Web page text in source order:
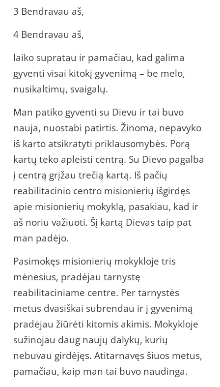
3 Bendravau aš,
4 Bendravau aš,
laiko supratau ir pamačiau, kad galima
gyventi visai kitokį gyvenimą – be melo,
nusikaltimų, svaigalų.
Man patiko gyventi su Dievu ir tai buvo
nauja, nuostabi patirtis. Žinoma, nepavyko
iš karto atsikratyti priklausomybės. Porą
kartų teko apleisti centrą. Su Dievo pagalba
į centrą grįžau trečią kartą. Iš pačių
reabilitacinio centro misionierių išgirdęs
apie misionierių mokyklą, pasakiau, kad ir
aš noriu važiuoti. Šį kartą Dievas taip pat
man padėjo.
Pasimokęs misionierių mokykloje tris
mėnesius, pradėjau tarnystę
reabilitaciniame centre. Per tarnystės
metus dvasiškai subrendau ir į gyvenimą
pradėjau žiūrėti kitomis akimis. Mokykloje
sužinojau daug naujų dalykų, kurių
nebuvau girdėjęs. Atitarnavęs šiuos metus,
pamačiau, kaip man tai buvo naudinga.